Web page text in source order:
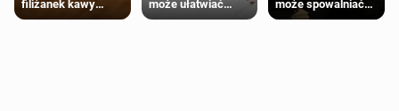
filiżanek kawy
dziennie jest
może ułatwiać
trening siłowy
może spowalniać
starzenie